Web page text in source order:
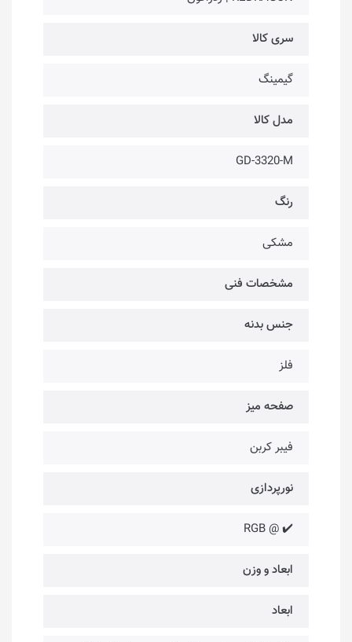
سری کالا
گیمینگ
مدل کالا
GD-3320-M
رنگ
مشکی
مشخصات فنی
جنس بدنه
فلز
صفحه میز
فیبر کربن
نورپردازی
✔️ @ RGB
ابعاد و وزن
ابعاد